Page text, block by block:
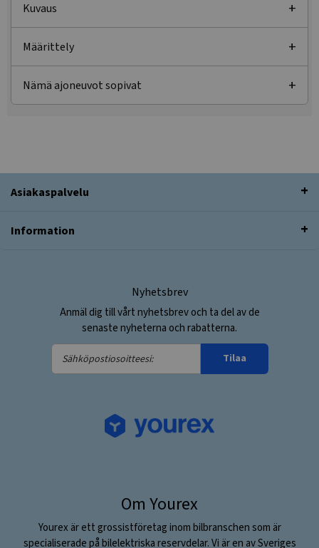
Kuvaus
Määrittely
Nämä ajoneuvot sopivat
Asiakaspalvelu
Information
Nyhetsbrev
Anmäl dig till vårt nyhetsbrev och ta del av de
senaste nyheterna och rabatterna.
Sähköpostiosoitteesi:
Tilaa
Om Yourex
Yourex är ett grossistföretag inom bilbranschen som är
specialiserade på bilelektriska reservdelar. Vi är en av Sveriges